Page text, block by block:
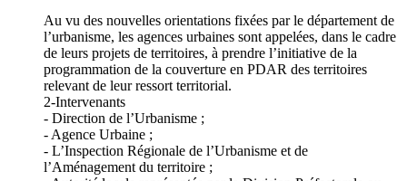
Au vu des nouvelles orientations fixées par le département de
l’urbanisme, les agences urbaines sont appelées, dans le cadre
de leurs projets de territoires, à prendre l’initiative de la
programmation de la couverture en PDAR des territoires
relevant de leur ressort territorial.
2-Intervenants
- Direction de l’Urbanisme ;
- Agence Urbaine ;
- L’Inspection Régionale de l’Urbanisme et de
l’Aménagement du territoire ;